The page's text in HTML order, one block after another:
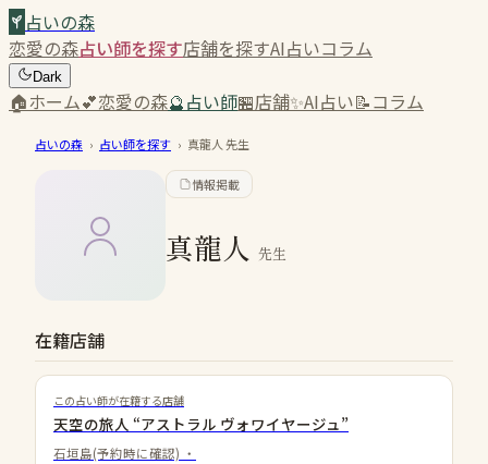
占いの森
恋愛の森占い師を探す店舗を探すAI占いコラム
Dark
🏠ホーム💕恋愛の森🔮占い師🏪店舗✨AI占い📝コラム
占いの森 › 占い師を探す › 真龍人 先生
情報掲載
真龍人 先生
在籍店舗
この占い師が在籍する店舗
天空の旅人 “アストラル ヴォワイヤージュ”
石垣島(予約時に確認) ・